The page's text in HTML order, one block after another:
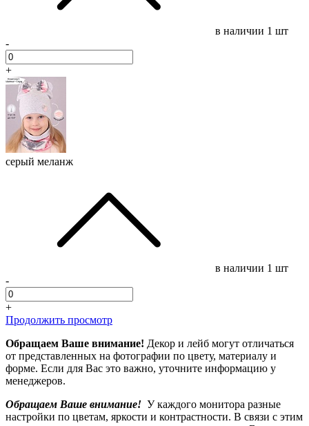
в наличии 1 шт
-
+
серый меланж
в наличии 1 шт
-
+
Продолжить просмотр
Обращаем Ваше внимание! Декор и лейб могут отличаться
от представленных на фотографии по цвету, материалу и
форме. Если для Вас это важно, уточните информацию у
менеджеров.
Обращаем Ваше внимание! У каждого монитора разные
настройки по цветам, яркости и контрастности. В связи с этим